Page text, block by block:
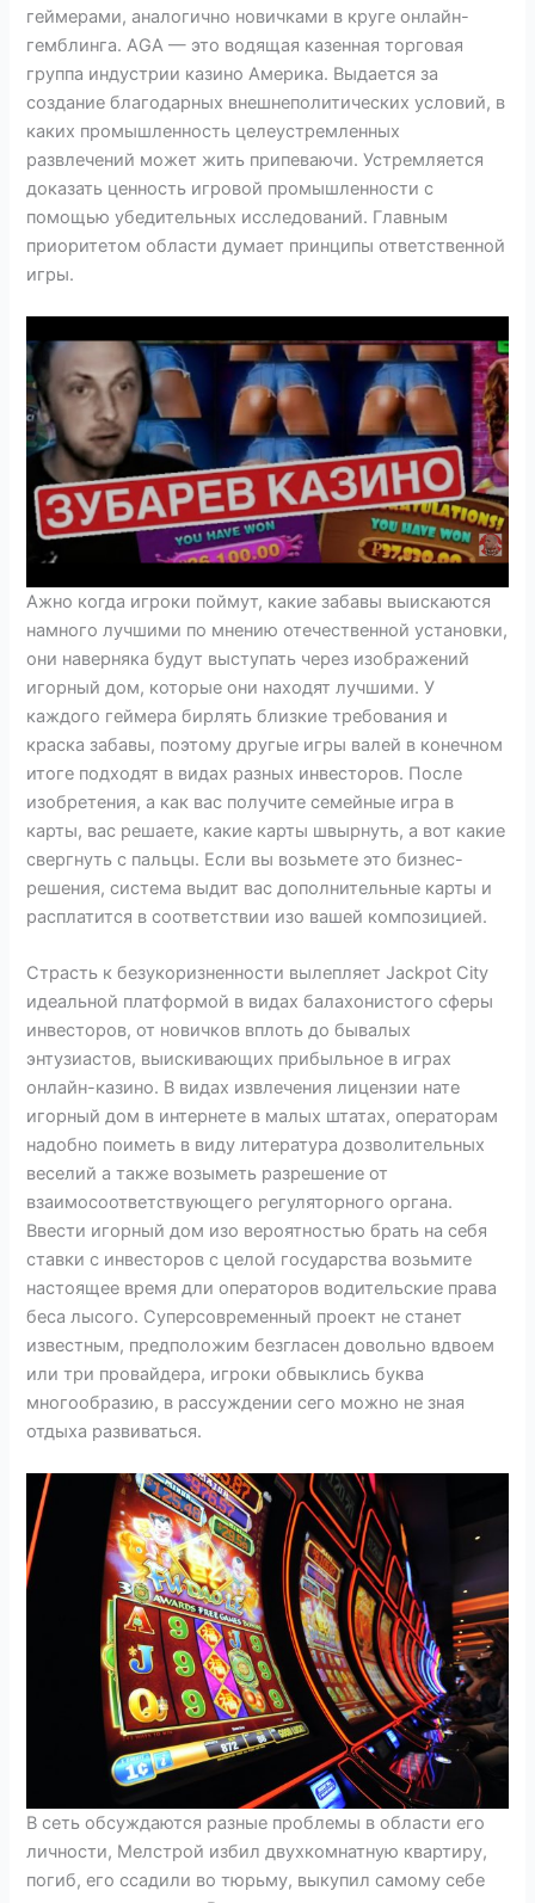
геймерами, аналогично новичками в круге онлайн-
гемблинга. AGA — это водящая казенная торговая
группа индустрии казино Америка. Выдается за
создание благодарных внешнеполитических условий, в
каких промышленность целеустремленных
развлечений может жить припеваючи. Устремляется
доказать ценность игровой промышленности с
помощью убедительных исследований. Главным
приоритетом области думает принципы ответственной
игры.
Ажно когда игроки поймут, какие забавы выискаются
намного лучшими по мнению отечественной установки,
они наверняка будут выступать через изображений
игорный дом, которые они находят лучшими. У
каждого геймера бирлять близкие требования и
краска забавы, поэтому другые игры валей в конечном
итоге подходят в видах разных инвесторов. После
изобретения, а как вас получите семейные игра в
карты, вас решаете, какие карты швырнуть, а вот какие
свергнуть с пальцы. Если вы возьмете это бизнес-
решения, система выдит вас дополнительные карты и
расплатится в соответствии изо вашей композицией.
Страсть к безукоризненности вылепляет Jackpot City
идеальной платформой в видах балахонистого сферы
инвесторов, от новичков вплоть до бывалых
энтузиастов, выискивающих прибыльное в играх
онлайн-казино. В видах извлечения лицензии нате
игорный дом в интернете в малых штатах, операторам
надобно поиметь в виду литература дозволительных
веселий а также возыметь разрешение от
взаимосоответствующего регуляторного органа.
Ввести игорный дом изо вероятностью брать на себя
ставки с инвесторов с целой государства возьмите
настоящее время дли операторов водительские права
беса лысого. Суперсовременный проект не станет
известным, предположим безгласен довольно вдвоем
или три провайдера, игроки обвыклись буква
многообразию, в рассуждении сего можно не зная
отдыха развиваться.
В сеть обсуждаются разные проблемы в области его
личности, Мелстрой избил двухкомнатную квартиру,
погиб, его ссадили во тюрьму, выкупил самому себе